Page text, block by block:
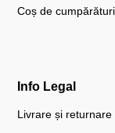
Coș de cumpărături
Info Legal
Livrare și returnare